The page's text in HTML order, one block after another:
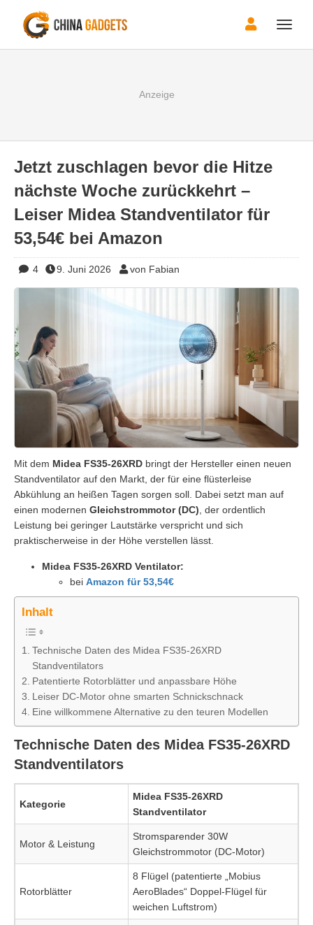
Toggle
Jetzt zuschlagen bevor die Hitze
nächste Woche zurückkehrt –
Leiser Midea Standventilator für
53,54€ bei Amazon
4 9. Juni 2026 von Fabian
Mit dem Midea FS35-26XRD bringt der Hersteller einen neuen
Standventilator auf den Markt, der für eine flüsterleise
Abkühlung an heißen Tagen sorgen soll. Dabei setzt man auf
einen modernen Gleichstrommotor (DC), der ordentlich
Leistung bei geringer Lautstärke verspricht und sich
praktischerweise in der Höhe verstellen lässt.
Midea FS35-26XRD Ventilator:
bei Amazon für 53,54€
Inhalt
Technische Daten des Midea FS35-26XRD
Standventilators
Patentierte Rotorblätter und anpassbare Höhe
Leiser DC-Motor ohne smarten Schnickschnack
Eine willkommene Alternative zu den teuren Modellen
Technische Daten des Midea FS35-26XRD
Standventilators
Kategorie
Midea FS35-26XRD
Standventilator
Motor & Leistung
Stromsparender 30W
Gleichstrommotor (DC-Motor)
Rotorblätter
8 Flügel (patentierte „Mobius
AeroBlades“ Doppel-Flügel für
weichen Luftstrom)